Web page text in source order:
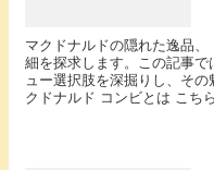
マクドナルドの隠れた逸品
細を探求します。この記事
ュー選択肢を深掘りし、そ
クドナルド コンビとは こち